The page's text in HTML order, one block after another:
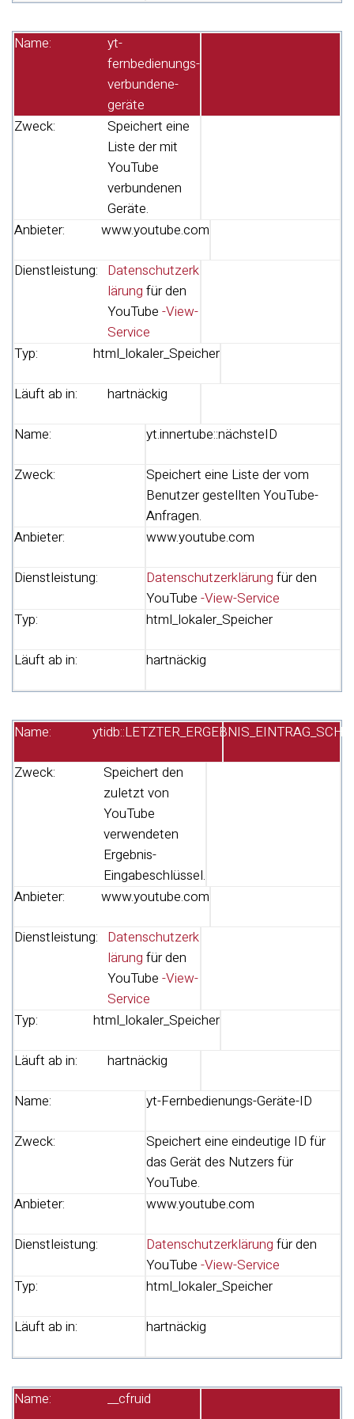
Name:
yt-
fernbedienungs-
verbundene-
geräte
Zweck:
Speichert eine
Liste der mit
YouTube
verbundenen
Geräte.
Anbieter:
www.youtube.com
Dienstleistung: Datenschutzerk
lärung für den
YouTube -View-
Service
Typ:
html_lokaler_Speicher
Läuft ab in: hartnäckig
Name: yt.innertube::nächsteID
Zweck:
Speichert eine Liste der vom
Benutzer gestellten YouTube-
Anfragen.
Anbieter:
www.youtube.com
Dienstleistung: Datenschutzerklärung für den
YouTube -View-Service
Typ:
html_lokaler_Speicher
Läuft ab in: hartnäckig
Name:
Zweck:
Speichert den
zuletzt von
YouTube
verwendeten
Ergebnis-
Eingabeschlüssel.
Anbieter:
www.youtube.com
Dienstleistung: Datenschutzerk
lärung für den
YouTube -View-
Service
Typ:
html_lokaler_Speicher
Läuft ab in: hartnäckig
Name: yt-Fernbedienungs-Geräte-ID
Zweck:
Speichert eine eindeutige ID für
das Gerät des Nutzers für
YouTube.
Anbieter:
www.youtube.com
Dienstleistung: Datenschutzerklärung für den
YouTube -View-Service
Typ:
html_lokaler_Speicher
Läuft ab in: hartnäckig
Name: __cfruid